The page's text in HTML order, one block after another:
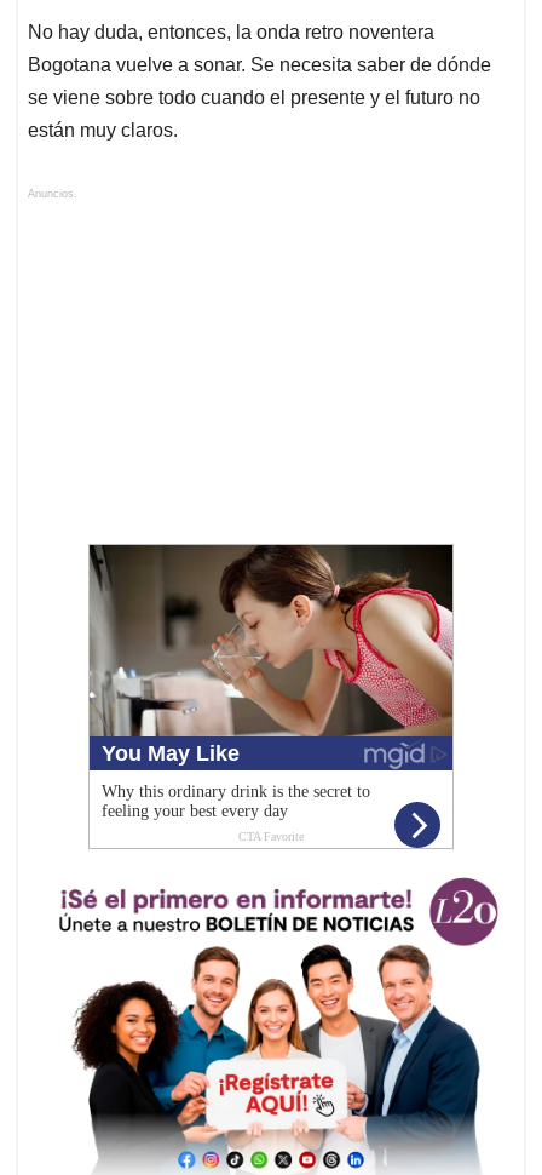
No hay duda, entonces, la onda retro noventera
Bogotana vuelve a sonar. Se necesita saber de dónde
se viene sobre todo cuando el presente y el futuro no
están muy claros.
Anuncios.